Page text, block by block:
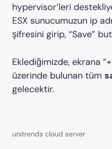
hypervisor’leri
ESX sunucumuzun ip
şifresini girip, “Save”
Eklediğimizde, ekrana
üzerinde bulunan tüm
gelecektir.
unitrends cloud server